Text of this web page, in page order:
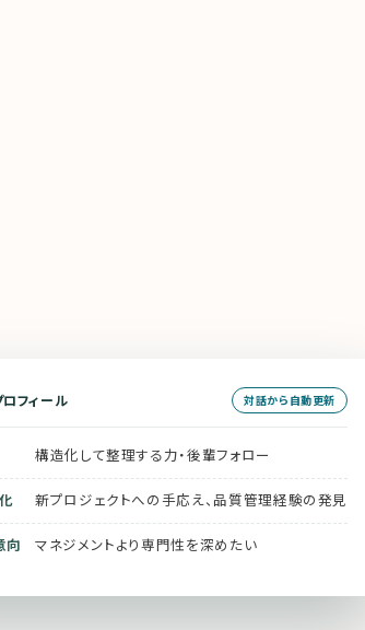
ロフィール 対話から自動更新
構造化して整理する力・後輩フォロー
新プロジェクトへの手応え、品質管理経験の発見
向 マネジメントより専門性を深めたい